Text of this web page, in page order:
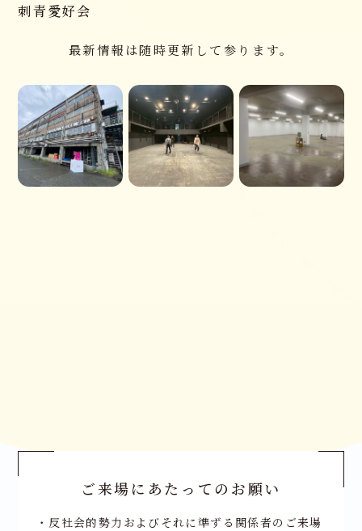
刺青愛好会
最新情報は随時更新して参ります。
ご来場にあたってのお願い
・反社会的勢力およびそれに準ずる関係者のご来場